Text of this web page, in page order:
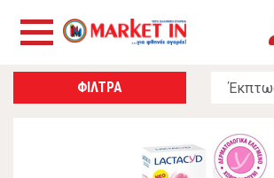
ΦΙΛΤΡΑ